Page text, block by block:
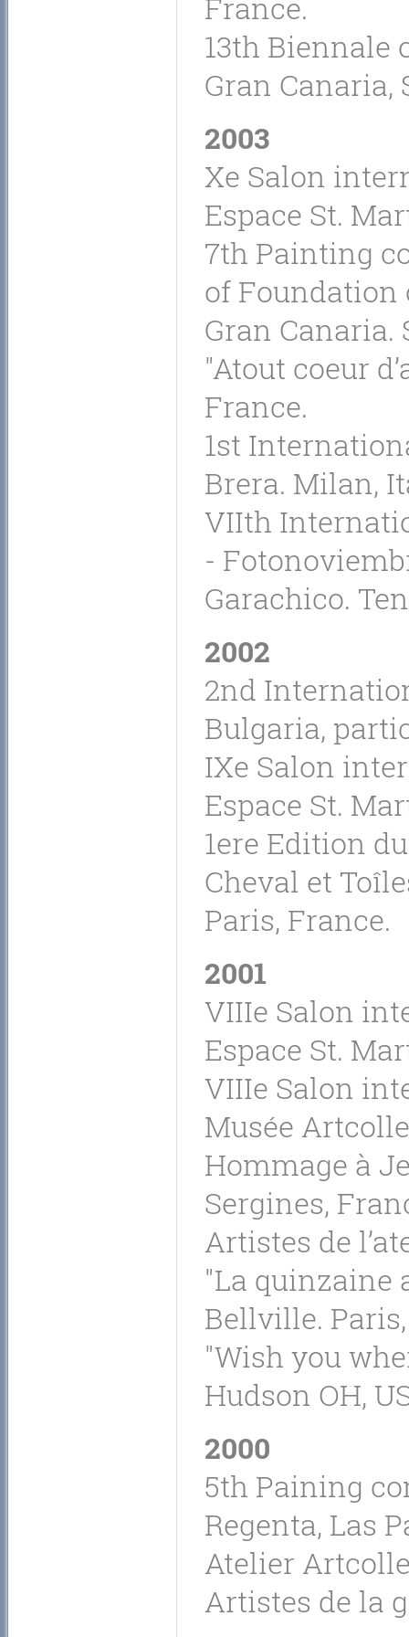
France.
13th Biennale
Gran Canaria,
2003
Xe Salon
Espace St.
7th Painting
of Foundation
Gran Canaria.
"Atout coeur
France.
1st
Brera. Milan,
VIIth
-
Garachico.
2002
2nd
Bulgaria,
IXe Salon
Espace St.
1ere Edition
Cheval et
Paris, France.
2001
VIIIe Salon
Espace St.
VIIIe Salon
Musée
Hommage à
Sergines,
Artistes de
"La quinzaine
Bellville.
"Wish you
Hudson OH,
2000
5th Paining
Regenta, Las
Atelier
Artistes de la